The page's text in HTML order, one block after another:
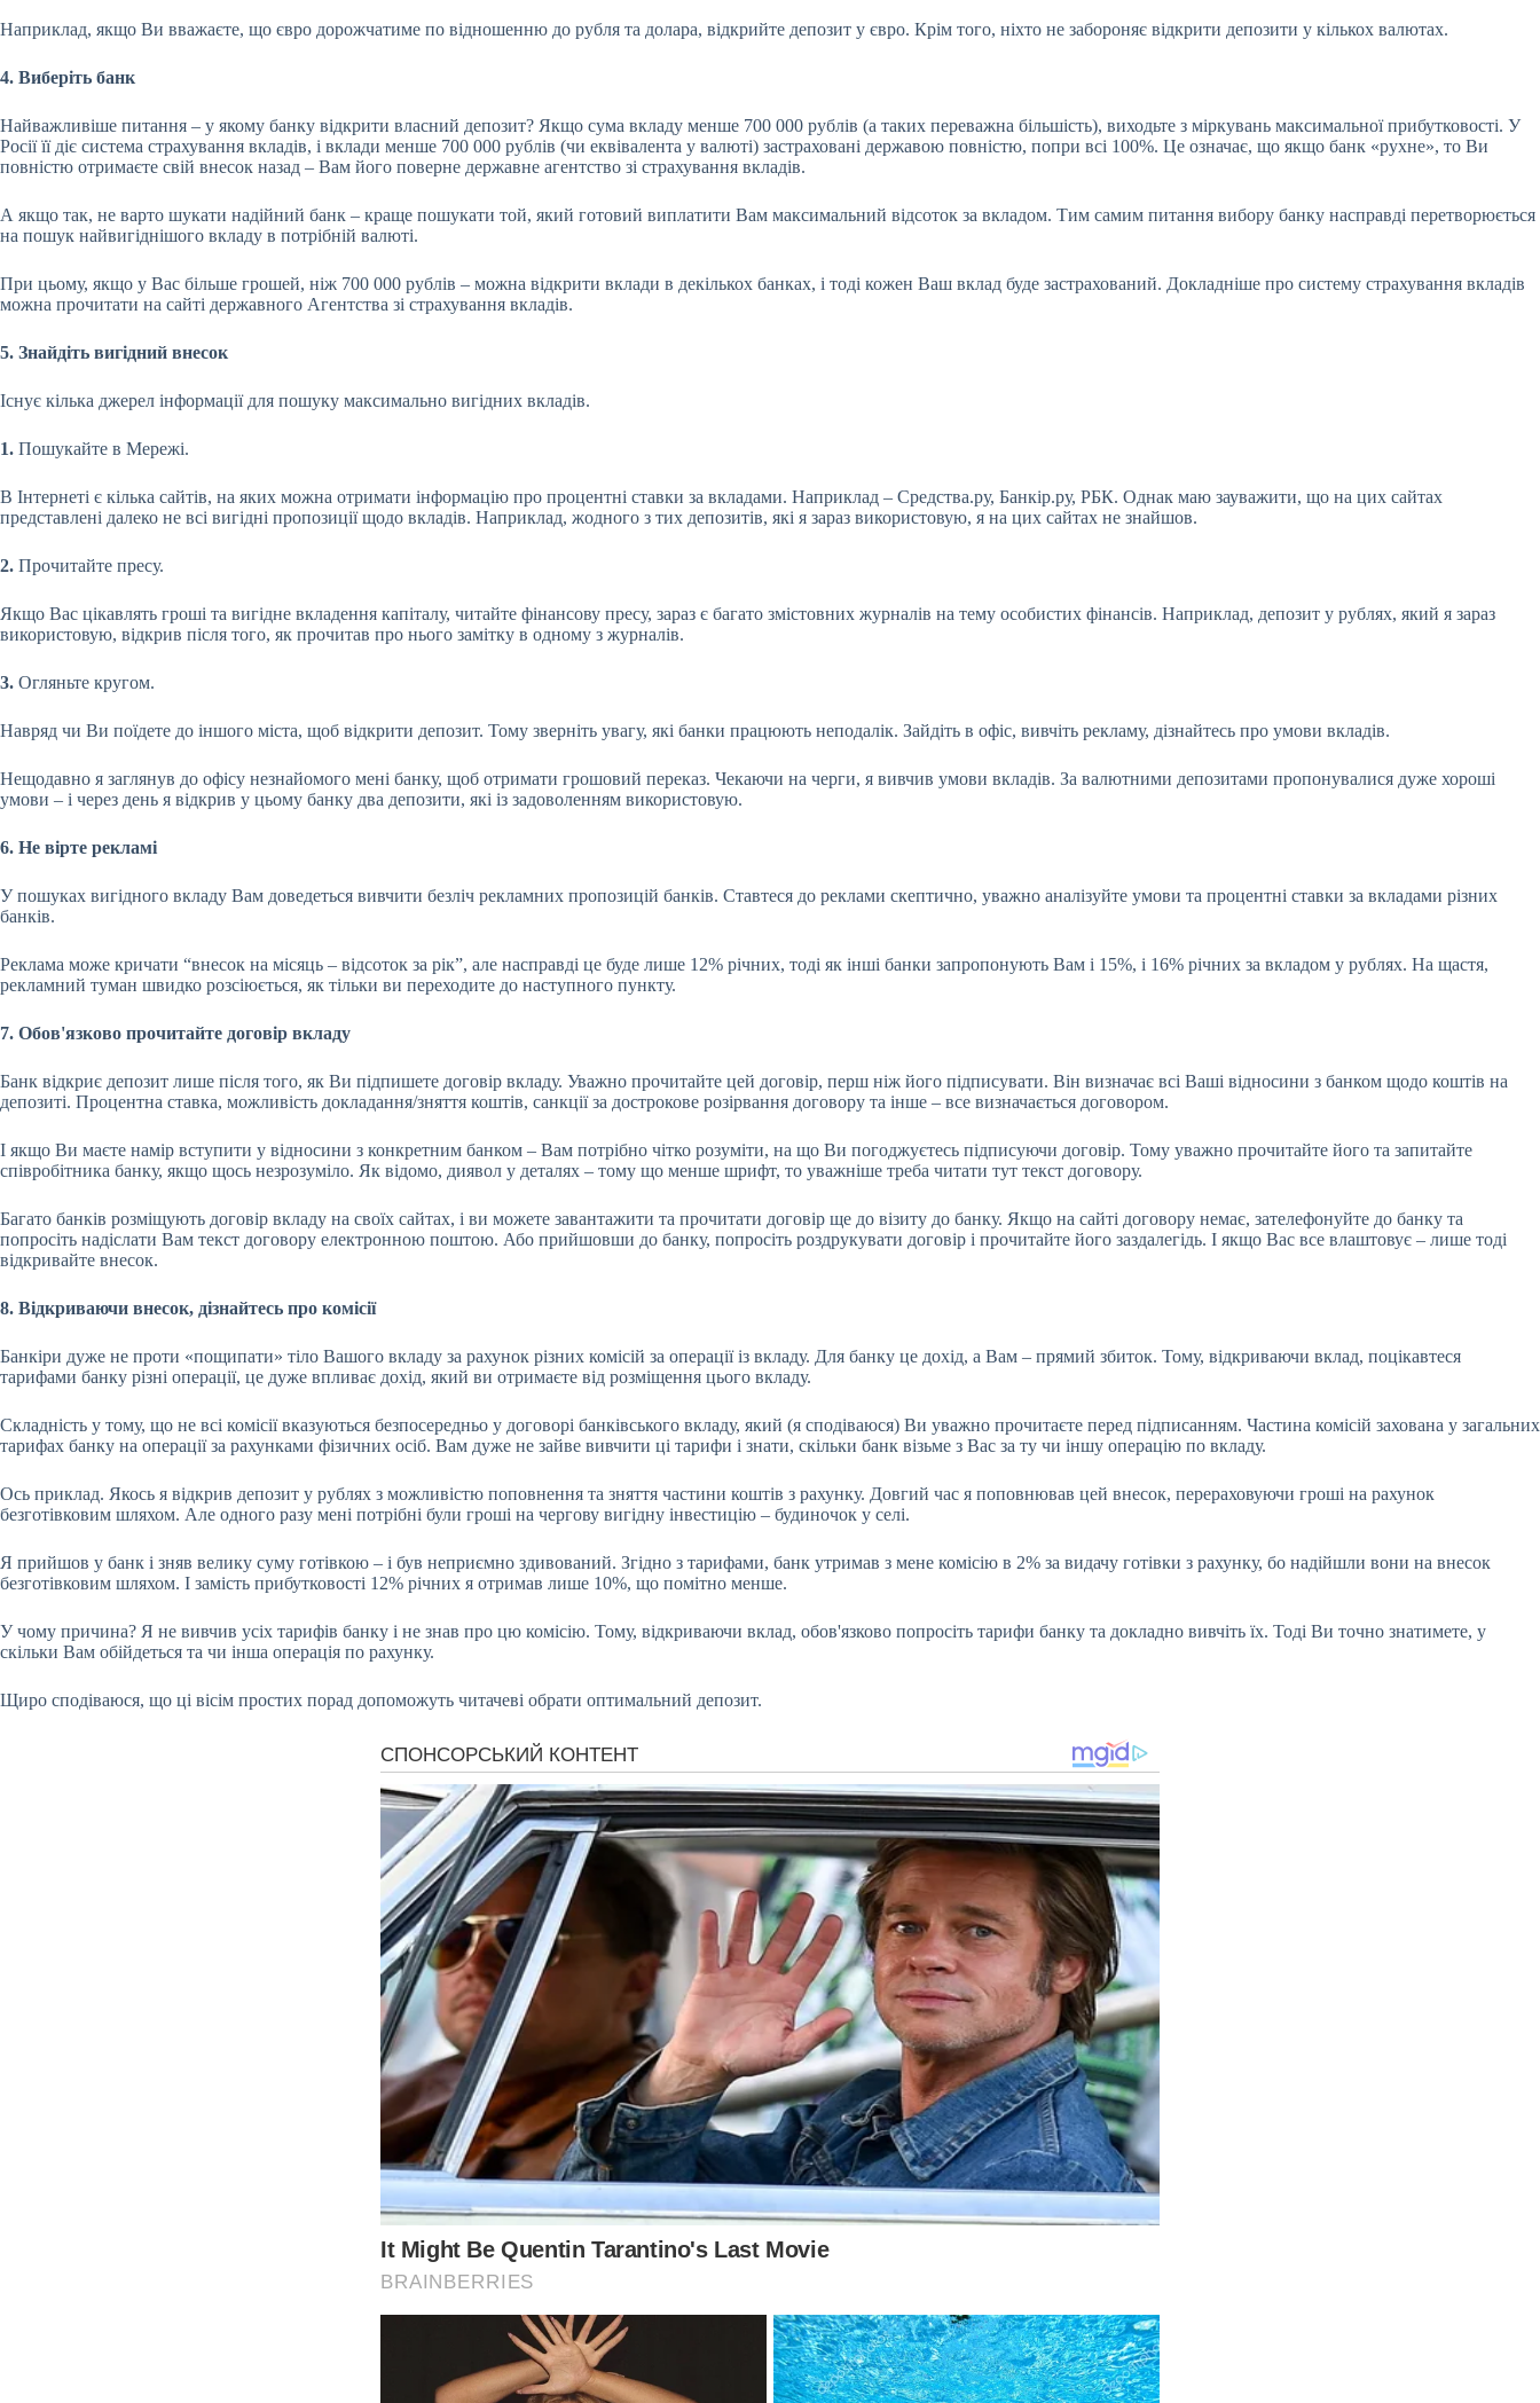
Наприклад, якщо Ви вважаєте, що євро дорожчатиме по відношенню до рубля та долара, відкрийте депозит у євро. Крім того, ніхто не забороняє відкрити депозити у кількох валютах.
4. Виберіть банк
Найважливіше питання – у якому банку відкрити власний депозит? Якщо сума вкладу менше 700 000 рублів (а таких переважна більшість), виходьте з міркувань максимальної прибутковості. У
Росії її діє система страхування вкладів, і вклади менше 700 000 рублів (чи еквівалента у валюті) застраховані державою повністю, попри всі 100%. Це означає, що якщо банк «рухне», то Ви
повністю отримаєте свій внесок назад – Вам його поверне державне агентство зі страхування вкладів.
А якщо так, не варто шукати надійний банк – краще пошукати той, який готовий виплатити Вам максимальний відсоток за вкладом. Тим самим питання вибору банку насправді перетворюється
на пошук найвигіднішого вкладу в потрібній валюті.
При цьому, якщо у Вас більше грошей, ніж 700 000 рублів – можна відкрити вклади в декількох банках, і тоді кожен Ваш вклад буде застрахований. Докладніше про систему страхування вкладів
можна прочитати на сайті державного Агентства зі страхування вкладів.
5. Знайдіть вигідний внесок
Існує кілька джерел інформації для пошуку максимально вигідних вкладів.
1. Пошукайте в Мережі.
В Інтернеті є кілька сайтів, на яких можна отримати інформацію про процентні ставки за вкладами. Наприклад – Средства.ру, Банкір.ру, РБК. Однак маю зауважити, що на цих сайтах
представлені далеко не всі вигідні пропозиції щодо вкладів. Наприклад, жодного з тих депозитів, які я зараз використовую, я на цих сайтах не знайшов.
2. Прочитайте пресу.
Якщо Вас цікавлять гроші та вигідне вкладення капіталу, читайте фінансову пресу, зараз є багато змістовних журналів на тему особистих фінансів. Наприклад, депозит у рублях, який я зараз
використовую, відкрив після того, як прочитав про нього замітку в одному з журналів.
3. Огляньте кругом.
Навряд чи Ви поїдете до іншого міста, щоб відкрити депозит. Тому зверніть увагу, які банки працюють неподалік. Зайдіть в офіс, вивчіть рекламу, дізнайтесь про умови вкладів.
Нещодавно я заглянув до офісу незнайомого мені банку, щоб отримати грошовий переказ. Чекаючи на черги, я вивчив умови вкладів. За валютними депозитами пропонувалися дуже хороші
умови – і через день я відкрив у цьому банку два депозити, які із задоволенням використовую.
6. Не вірте рекламі
У пошуках вигідного вкладу Вам доведеться вивчити безліч рекламних пропозицій банків. Ставтеся до реклами скептично, уважно аналізуйте умови та процентні ставки за вкладами різних
банків.
Реклама може кричати “внесок на місяць – відсоток за рік”, але насправді це буде лише 12% річних, тоді як інші банки запропонують Вам і 15%, і 16% річних за вкладом у рублях. На щастя,
рекламний туман швидко розсіюється, як тільки ви переходите до наступного пункту.
7. Обов'язково прочитайте договір вкладу
Банк відкриє депозит лише після того, як Ви підпишете договір вкладу. Уважно прочитайте цей договір, перш ніж його підписувати. Він визначає всі Ваші відносини з банком щодо коштів на
депозиті. Процентна ставка, можливість докладання/зняття коштів, санкції за дострокове розірвання договору та інше – все визначається договором.
І якщо Ви маєте намір вступити у відносини з конкретним банком – Вам потрібно чітко розуміти, на що Ви погоджуєтесь підписуючи договір. Тому уважно прочитайте його та запитайте
співробітника банку, якщо щось незрозуміло. Як відомо, диявол у деталях – тому що менше шрифт, то уважніше треба читати тут текст договору.
Багато банків розміщують договір вкладу на своїх сайтах, і ви можете завантажити та прочитати договір ще до візиту до банку. Якщо на сайті договору немає, зателефонуйте до банку та
попросіть надіслати Вам текст договору електронною поштою. Або прийшовши до банку, попросіть роздрукувати договір і прочитайте його заздалегідь. І якщо Вас все влаштовує – лише тоді
відкривайте внесок.
8. Відкриваючи внесок, дізнайтесь про комісії
Банкіри дуже не проти «пощипати» тіло Вашого вкладу за рахунок різних комісій за операції із вкладу. Для банку це дохід, а Вам – прямий збиток. Тому, відкриваючи вклад, поцікавтеся
тарифами банку різні операції, це дуже впливає дохід, який ви отримаєте від розміщення цього вкладу.
Складність у тому, що не всі комісії вказуються безпосередньо у договорі банківського вкладу, який (я сподіваюся) Ви уважно прочитаєте перед підписанням. Частина комісій захована у загальних
тарифах банку на операції за рахунками фізичних осіб. Вам дуже не зайве вивчити ці тарифи і знати, скільки банк візьме з Вас за ту чи іншу операцію по вкладу.
Ось приклад. Якось я відкрив депозит у рублях з можливістю поповнення та зняття частини коштів з рахунку. Довгий час я поповнював цей внесок, перераховуючи гроші на рахунок
безготівковим шляхом. Але одного разу мені потрібні були гроші на чергову вигідну інвестицію – будиночок у селі.
Я прийшов у банк і зняв велику суму готівкою – і був неприємно здивований. Згідно з тарифами, банк утримав з мене комісію в 2% за видачу готівки з рахунку, бо надійшли вони на внесок
безготівковим шляхом. І замість прибутковості 12% річних я отримав лише 10%, що помітно менше.
У чому причина? Я не вивчив усіх тарифів банку і не знав про цю комісію. Тому, відкриваючи вклад, обов'язково попросіть тарифи банку та докладно вивчіть їх. Тоді Ви точно знатимете, у
скільки Вам обійдеться та чи інша операція по рахунку.
Щиро сподіваюся, що ці вісім простих порад допоможуть читачеві обрати оптимальний депозит.